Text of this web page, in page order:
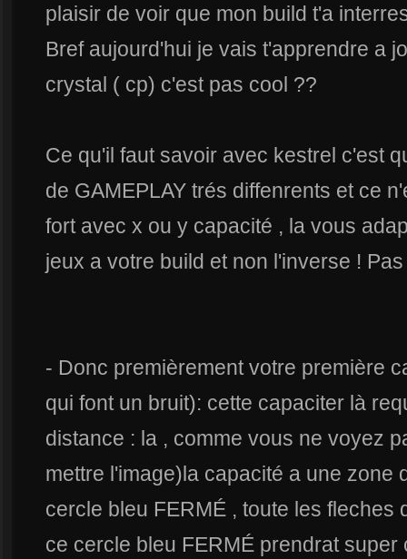
plaisir de voir que mon build t'a
Bref aujourd'hui je vais t'apprendre a
crystal ( cp) c'est pas cool ??
Ce qu'il faut savoir avec kestrel c'est
de GAMEPLAY trés diffenrents et ce
fort avec x ou y capacité , la vous
jeux a votre build et non l'inverse !
- Donc premièrement votre première
qui font un bruit): cette capaciter là
distance : la , comme vous ne voyez
mettre l'image)la capacité a une zone
cercle bleu FERMÉ , toute les fleches
ce cercle bleu FERMÉ prendrat super